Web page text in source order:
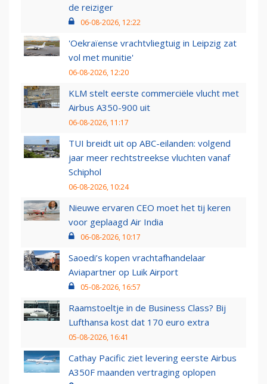
de reiziger
06-08-2026, 12:22
'Oekraïense vrachtvliegtuig in Leipzig zat
vol met munitie'
06-08-2026, 12:20
KLM stelt eerste commerciële vlucht met
Airbus A350-900 uit
06-08-2026, 11:17
TUI breidt uit op ABC-eilanden: volgend
jaar meer rechtstreekse vluchten vanaf
Schiphol
06-08-2026, 10:24
Nieuwe ervaren CEO moet het tij keren
voor geplaagd Air India
06-08-2026, 10:17
Saoedi’s kopen vrachtafhandelaar
Aviapartner op Luik Airport
05-08-2026, 16:57
Raamstoeltje in de Business Class? Bij
Lufthansa kost dat 170 euro extra
05-08-2026, 16:41
Cathay Pacific ziet levering eerste Airbus
A350F maanden vertraging oplopen